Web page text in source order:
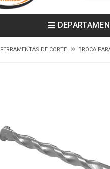
FERRAMENTAS DE CORTE BROCA